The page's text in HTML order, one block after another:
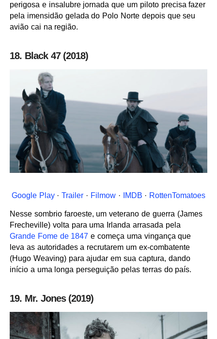
perigosa e insalubre jornada que um piloto precisa fazer
pela imensidão gelada do Polo Norte depois que seu
avião cai na região.
18. Black 47 (2018)
Google Play·Trailer · Filmow· IMDB · RottenTomatoes
Nesse sombrio faroeste, um veterano de guerra (James
Frecheville) volta para uma Irlanda arrasada pela
Grande Fome de 1847 e começa uma vingança que
leva as autoridades a recrutarem um ex-combatente
(Hugo Weaving) para ajudar em sua captura, dando
início a uma longa perseguição pelas terras do país.
19. Mr. Jones (2019)